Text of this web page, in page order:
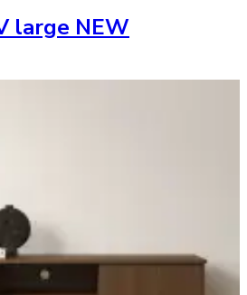
large NEW